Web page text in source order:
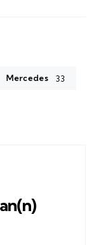
Mercedes 33